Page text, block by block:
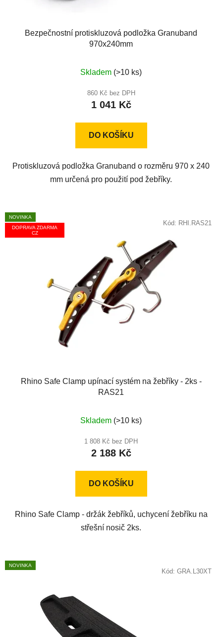
Bezpečnostní protiskluzová podložka Granuband
970x240mm
hodnocení
produktu
je
z
Skladem (>10 ks)
860 Kč bez DPH
1 041 Kč
DO KOŠÍKU
Protiskluzová podložka Granuband o rozměru 970 x 240
mm určená pro použití pod žebříky.
NOVINKA
DOPRAVA ZDARMA
CZ
Rhino Safe Clamp upínací systém na žebříky - 2ks -
RAS21
hodnocení
produktu
je
z
Skladem (>10 ks)
1 808 Kč bez DPH
2 188 Kč
DO KOŠÍKU
Rhino Safe Clamp - držák žebříků, uchycení žebříku na
střešní nosič 2ks.
Kód: RHI.RAS21
NOVINKA
Kód: GRA.L30XT